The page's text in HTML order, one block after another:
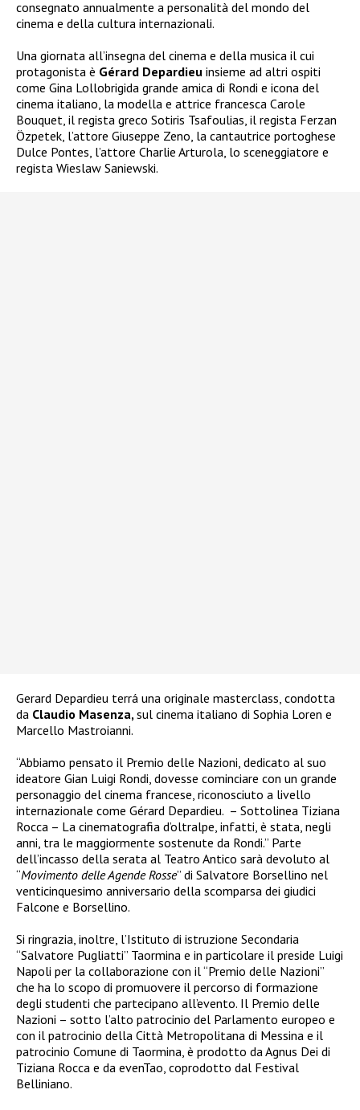
consegnato annualmente a personalità del mondo del
cinema e della cultura internazionali.
Una giornata all’insegna del cinema e della musica il cui
protagonista è Gérard Depardieu insieme ad altri ospiti
come Gina Lollobrigida grande amica di Rondi e icona del
cinema italiano, la modella e attrice francesca Carole
Bouquet, il regista greco Sotiris Tsafoulias, il regista Ferzan
Özpetek, l’attore Giuseppe Zeno, la cantautrice portoghese
Dulce Pontes, l’attore Charlie Arturola, lo sceneggiatore e
regista Wieslaw Saniewski.
Gerard Depardieu terrá una originale masterclass, condotta
da Claudio Masenza, sul cinema italiano di Sophia Loren e
Marcello Mastroianni.
“Abbiamo pensato il Premio delle Nazioni, dedicato al suo
ideatore Gian Luigi Rondi, dovesse cominciare con un grande
personaggio del cinema francese, riconosciuto a livello
internazionale come Gérard Depardieu. – Sottolinea Tiziana
Rocca – La cinematografia d’oltralpe, infatti, è stata, negli
anni, tra le maggiormente sostenute da Rondi.” Parte
dell’incasso della serata al Teatro Antico sarà devoluto al
“Movimento delle Agende Rosse” di Salvatore Borsellino nel
venticinquesimo anniversario della scomparsa dei giudici
Falcone e Borsellino.
Si ringrazia, inoltre, l’Istituto di istruzione Secondaria
“Salvatore Pugliatti” Taormina e in particolare il preside Luigi
Napoli per la collaborazione con il “Premio delle Nazioni”
che ha lo scopo di promuovere il percorso di formazione
degli studenti che partecipano all’evento. Il Premio delle
Nazioni – sotto l’alto patrocinio del Parlamento europeo e
con il patrocinio della Città Metropolitana di Messina e il
patrocinio Comune di Taormina, è prodotto da Agnus Dei di
Tiziana Rocca e da evenTao, coprodotto dal Festival
Belliniano.